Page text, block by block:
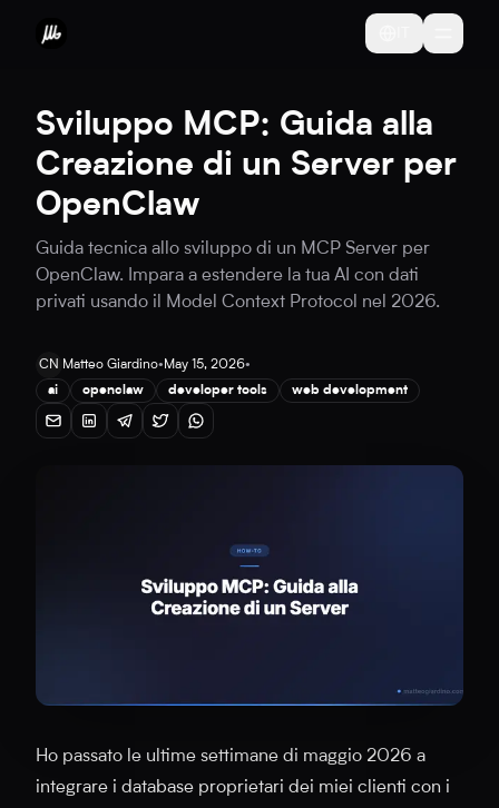
Sviluppo MCP: Guida alla
Creazione di un Server per
OpenClaw
Guida tecnica allo sviluppo di un MCP Server per
OpenClaw. Impara a estendere la tua AI con dati
privati usando il Model Context Protocol nel 2026.
CN Matteo Giardino• May 15, 2026•
ai
openclaw developer tools web development
Ho passato le ultime settimane di maggio 2026 a
integrare i database proprietari dei miei clienti con i